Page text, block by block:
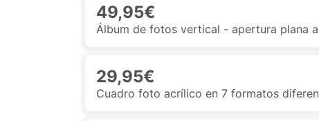
49,95€
Álbum de fotos vertical - apertura plana
29,95€
Cuadro foto acrílico en 7 formatos